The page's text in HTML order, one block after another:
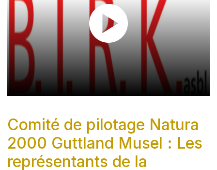
Comité de pilotage Natura
2000 Guttland Musel : Les
représentants de la